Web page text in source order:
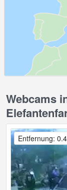
Webcams
Entfernung: